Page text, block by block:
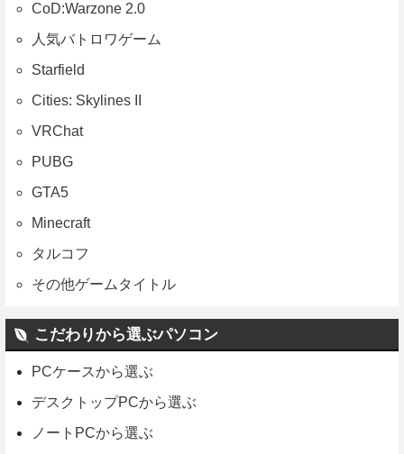
CoD:Warzone 2.0
人気バトロワゲーム
Starfield
Cities: Skylines II
VRChat
PUBG
GTA5
Minecraft
タルコフ
その他ゲームタイトル
こだわりから選ぶパソコン
PCケースから選ぶ
デスクトップPCから選ぶ
ノートPCから選ぶ